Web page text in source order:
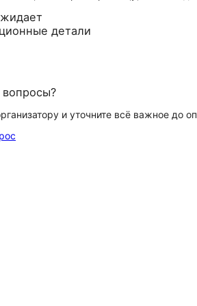
детали
и уточните всё важное до